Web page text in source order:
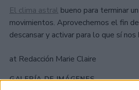
El clima astral bueno para terminar
movimientos. Aprovechemos el fin
descansar y activar para lo que sí nos
at Redacción Marie Claire
GALERÍA DE IMÁGENES